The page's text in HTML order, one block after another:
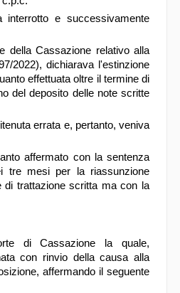
interrotto e successivamente
della Cassazione relativo alla
2022), dichiarava l'estinzione
effettuata oltre il termine di
del deposito delle note scritte
errata e, pertanto, veniva
affermato con la sentenza
tre mesi per la riassunzione
di trattazione scritta ma con la
di Cassazione la quale,
con rinvio della causa alla
affermando il seguente